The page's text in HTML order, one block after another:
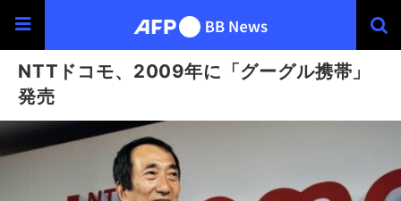
NTTドコモ、2009年に「グーグル携帯」
発売